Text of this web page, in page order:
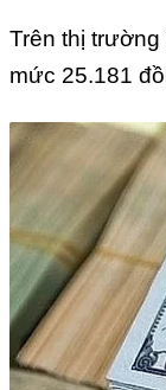
Trên thị
mức 25.181